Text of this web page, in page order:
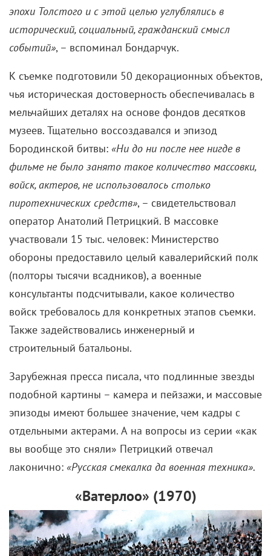
эпохи Толстого и с этой целью углублялись в
исторический, социальный, гражданский смысл
событий», – вспоминал Бондарчук.
К съемке подготовили 50 декорационных объектов,
чья историческая достоверность обеспечивалась в
мельчайших деталях на основе фондов десятков
музеев. Тщательно воссоздавался и эпизод
Бородинской битвы: «Ни до ни после нее нигде в
фильме не было занято такое количество массовки,
войск, актеров, не использовалось столько
пиротехнических средств», – свидетельствовал
оператор Анатолий Петрицкий. В массовке
участвовали 15 тыс. человек: Министерство
обороны предоставило целый кавалерийский полк
(полторы тысячи всадников), а военные
консультанты подсчитывали, какое количество
войск требовалось для конкретных этапов съемки.
Также задействовались инженерный и
строительный батальоны.
Зарубежная пресса писала, что подлинные звезды
подобной картины – камера и пейзажи, и массовые
эпизоды имеют большее значение, чем кадры с
отдельными актерами. А на вопросы из серии «как
вы вообще это сняли» Петрицкий отвечал
лаконично: «Русская смекалка да военная техника».
«Ватерлоо» (1970)